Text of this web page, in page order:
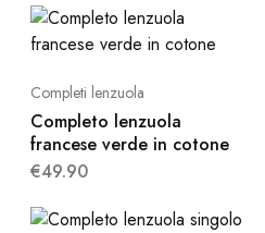
Completi lenzuola
Completo lenzuola
francese verde in cotone
€49.90